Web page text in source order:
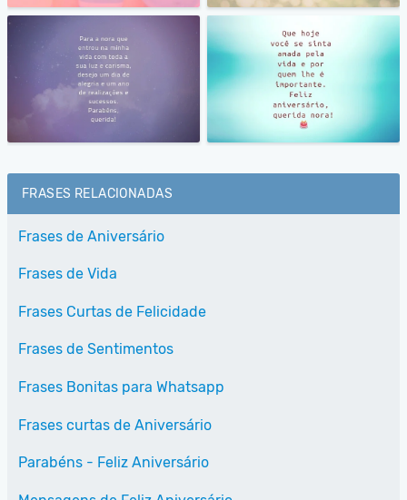
FRASES RELACIONADAS
Frases de Aniversário
Frases de Vida
Frases Curtas de Felicidade
Frases de Sentimentos
Frases Bonitas para Whatsapp
Frases curtas de Aniversário
Parabéns - Feliz Aniversário